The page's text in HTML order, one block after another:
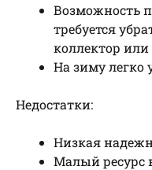
Возможность
требуется
коллектор или
На зиму легко
Недостатки:
Низкая
Малый ресурс